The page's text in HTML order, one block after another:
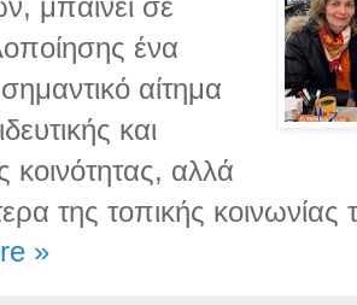
μπαίνει σε
ένα
σημαντικό αίτημα
και
κοινότητας, αλλά
της τοπικής
»